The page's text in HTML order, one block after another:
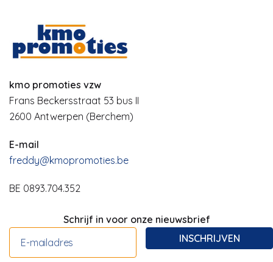
kmo promoties vzw
Frans Beckersstraat 53 bus II
2600 Antwerpen (Berchem)
E-mail
freddy@kmopromoties.be
BE 0893.704.352
Schrijf in voor onze nieuwsbrief
INSCHRIJVEN